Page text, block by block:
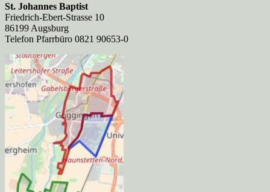
St. Johannes Baptist
Friedrich-Ebert-Strasse 10
86199 Augsburg
Telefon Pfarrbüro 0821 90653-0